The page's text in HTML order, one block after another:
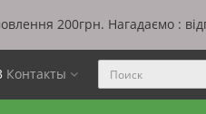
200грн. Нагадаємо :
Контакты